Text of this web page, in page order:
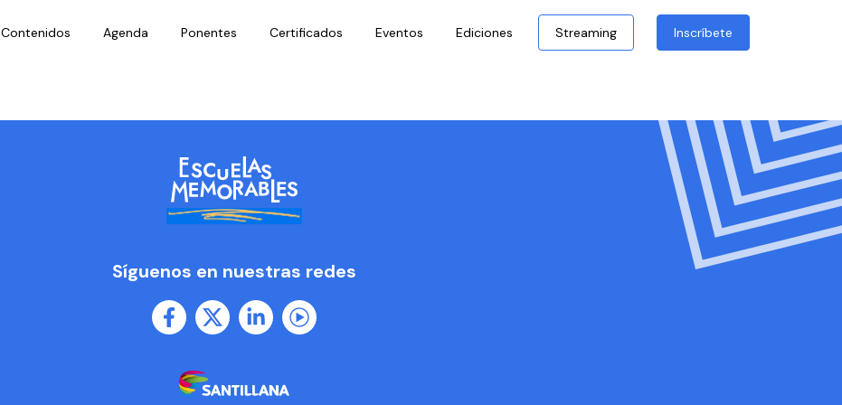
Contenidos Agenda Ponentes Certificados Eventos Ediciones Streaming Inscríbete
Síguenos en nuestras redes